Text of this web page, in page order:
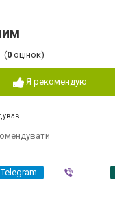
(0 оцінок)
Я рекомендую
Telegram